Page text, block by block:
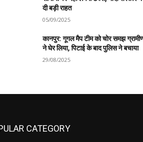
दी बड़ी राहत
05/09/2025
कानपुर: गूगल मैप टीम को चोर समझ
ने घेर लिया, पिटाई के बाद पुलिस ने बचाया
29/08/2025
CATEGORY